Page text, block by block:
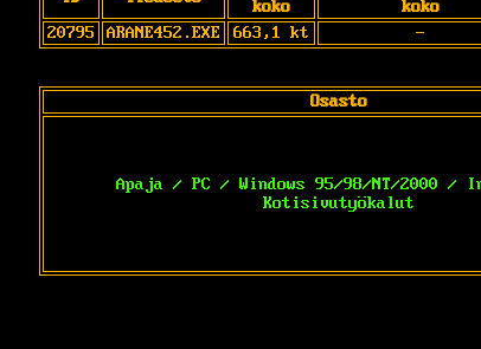
koko
koko
20795
ARANE452.EXE 663,1 kt -
Osasto
Apaja / PC / Windows 95/98/NT/2000 /
Kotisivutyökalut